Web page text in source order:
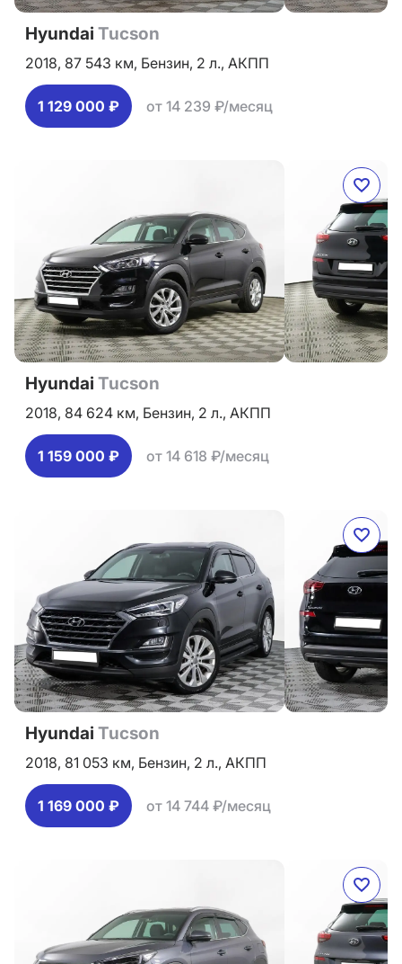
Hyundai Tucson
2018, 87 543 км, Бензин, 2 л., АКПП
1 129 000 ₽ от 14 239 ₽/месяц
Hyundai Tucson
2018, 84 624 км, Бензин, 2 л., АКПП
1 159 000 ₽ от 14 618 ₽/месяц
Hyundai Tucson
2018, 81 053 км, Бензин, 2 л., АКПП
1 169 000 ₽ от 14 744 ₽/месяц